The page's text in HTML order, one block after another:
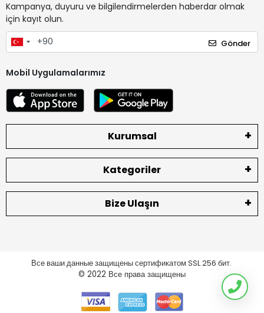
Kampanya, duyuru ve bilgilendirmelerden haberdar olmak
için kayıt olun.
Gönder
Mobil Uygulamalarımız
Kurumsal
Kategoriler
Bize Ulaşın
Все ваши данные защищены сертификатом SSL 256 бит.
© 2022 Все права защищены